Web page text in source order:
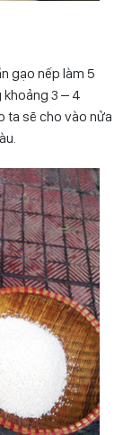
gạo nếp làm 5
3 – 4
ta sẽ cho vào nửa